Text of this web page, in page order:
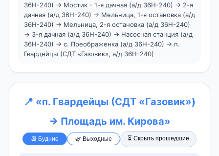
36Н-240) → Мостик - 1-я дачная (а/д 36Н-240) → 2-я
дачная (а/д 36Н-240) → Мельница, 1-я остановка (а/д
36Н-240) → Мельница, 2-я остановка (а/д 36Н-240)
→ 3-я дачная (а/д 36Н-240) → Насосная станция (а/д
36Н-240) → с. Преображенка (а/д 36Н-240) → п.
Гвардейцы (СДТ «Газовик», а/д 36Н-240)
📍 «п. Гвардейцы (СДТ «Газовик»)
→ Площадь им. Кирова»
📆 Будние 🌿 Выходные ⏳ Скрыть прошедшие